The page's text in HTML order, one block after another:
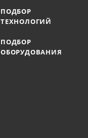
ПОДБОР
ТЕХНОЛОГИЙ
ПОДБОР
ОБОРУДОВАНИЯ